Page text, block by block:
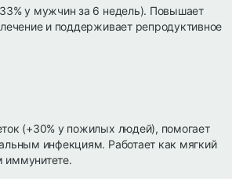
у мужчин за 6 недель). Повышает
и поддерживает репродуктивное
(+30% у пожилых людей), помогает
инфекциям. Работает как мягкий
иммунитете.